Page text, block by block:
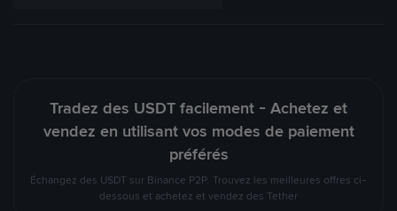
Tradez des USDT facilement - Achetez et
vendez en utilisant vos modes de paiement
préférés
Échangez des USDT sur Binance P2P. Trouvez les meilleures offres ci-
dessous et achetez et vendez des Tether